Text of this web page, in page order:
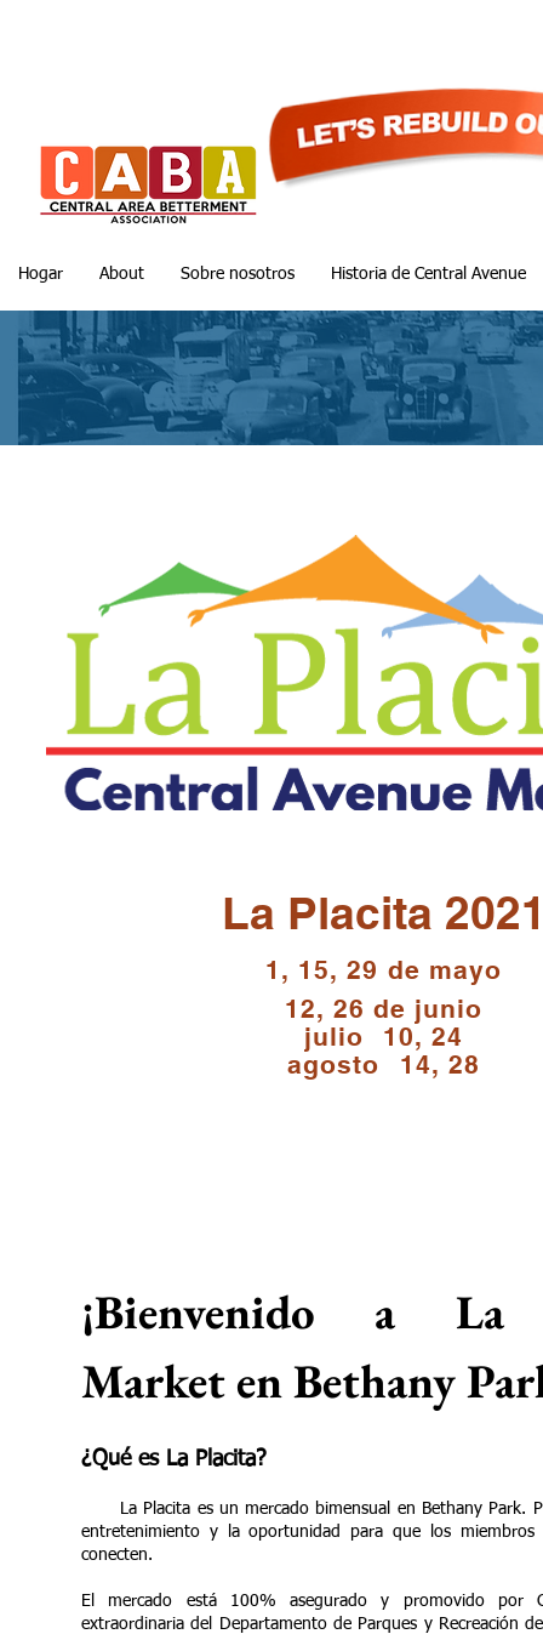
Hogar About Sobre nosotros Historia de Central Avenue
La Placita
1, 15, 29 de mayo
12, 26 de junio
julio
10, 24
agosto
14, 28
¡Bienvenido a La
Market en Bethany
¿Qué es La Placita?
La Placita es un mercado bimensual en Bethany Park.
entretenimiento y la oportunidad para que los miembros
conecten.
El mercado está 100% asegurado y promovido por
extraordinaria del Departamento de Parques y Recreación